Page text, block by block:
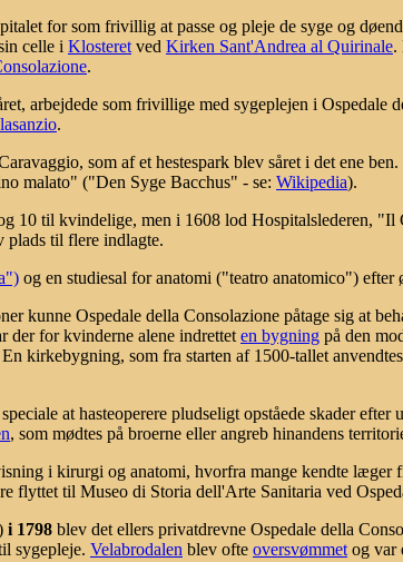
for som frivillig at passe og pleje de syge og
celle i Klosteret ved Kirken Sant'Andrea al Quirinale.
.
arbejdede som frivillige med sygeplejen i Ospedale
.
som af et hestespark blev såret i det ene
malato" ("Den Syge Bacchus" - se: Wikipedia).
10 til kvindelige, men i 1608 lod Hospitalslederen,
plads til flere indlagte.
og en studiesal for anatomi ("teatro anatomico")
kunne Ospedale della Consolazione påtage sig at
der for kvinderne alene indrettet en bygning på den
En kirkebygning, som fra starten af 1500-tallet
at hasteoperere pludseligt opståede skader
, som mødtes på broerne eller angreb hinandens
i kirurgi og anatomi, hvorfra mange kendte
flyttet til Museo di Storia dell'Arte Sanitaria ved
i 1798 blev det ellers privatdrevne Ospedale della
sygepleje. Velabrodalen blev ofte oversvømmet og var